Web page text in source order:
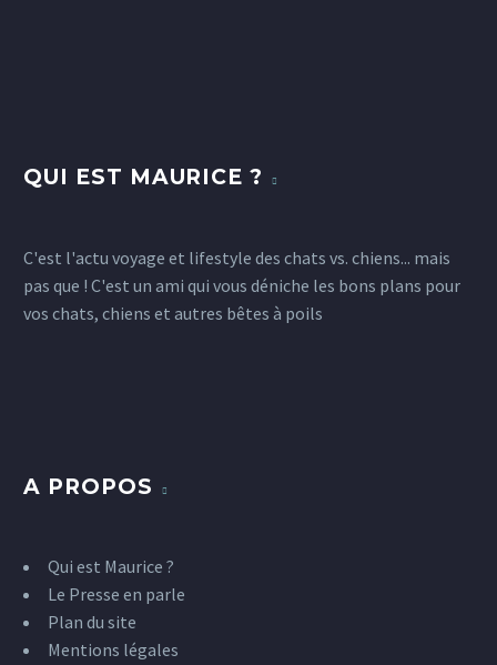
QUI EST MAURICE ?
C'est l'actu voyage et lifestyle des chats vs. chiens... mais
pas que ! C'est un ami qui vous déniche les bons plans pour
vos chats, chiens et autres bêtes à poils
A PROPOS
Qui est Maurice ?
Le Presse en parle
Plan du site
Mentions légales